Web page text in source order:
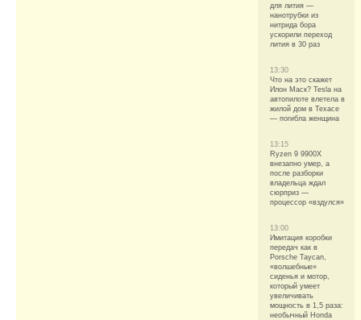
для лития —
нанотрубки из
нитрида бора
ускорили переход
лития в 30 раз
13:30
Что на это скажет
Илон Маск? Tesla на
автопилоте влетела в
жилой дом в Техасе
— погибла женщина
13:15
Ryzen 9 9900X
внезапно умер, а
после разборки
владельца ждал
сюрприз —
процессор «вздулся»
13:00
Имитация коробки
передач как в
Porsche Taycan,
«волшебные»
сиденья и мотор,
который умеет
увеличивать
мощность в 1,5 раза:
необычный Honda